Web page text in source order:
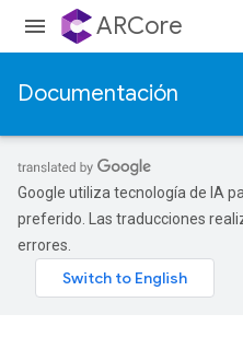
ARCore
Documentación
Google utiliza tecnología de IA
preferido. Las traducciones
errores.